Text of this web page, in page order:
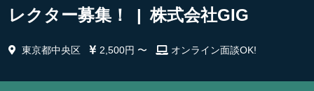
レクター募集！ | 株式会社GIG
東京都中央区 2,500円 〜 オンライン面談OK!